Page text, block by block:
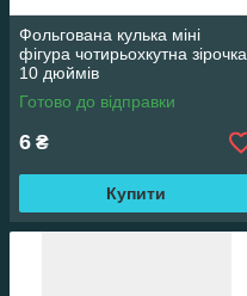
Фольгована кулька міні
фігура чотирьохкутна зірочка
10 дюймів
Готово до відправки
6 ₴
Купити